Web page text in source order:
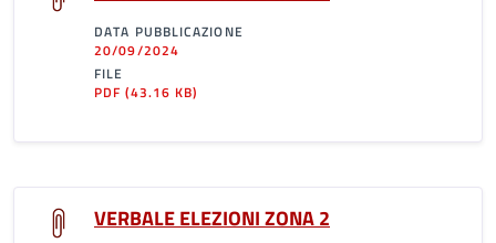
DATA PUBBLICAZIONE
20/09/2024
FILE
PDF(43.16 KB)
VERBALE ELEZIONI ZONA 2